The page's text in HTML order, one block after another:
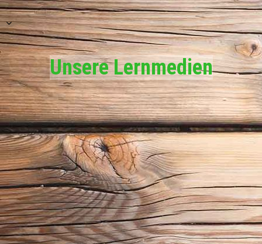
Unsere Lernmedien